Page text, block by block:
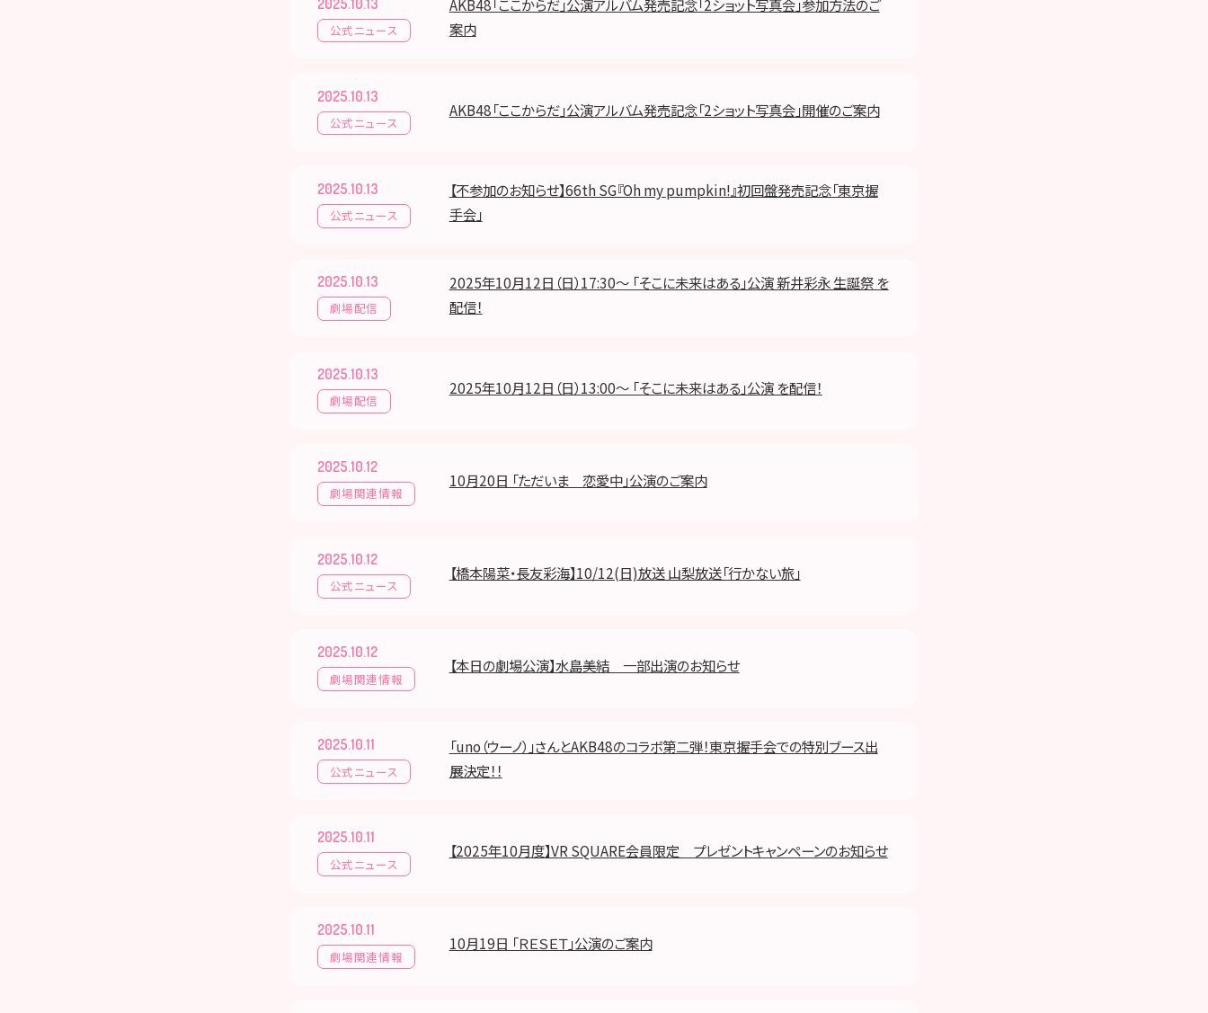
公式ニュース
AKB48「ここからだ」公演アルバム発売記念「2ショット写真会」参加方法のご
案内
2025.10.13
公式ニュース
AKB48「ここからだ」公演アルバム発売記念「2ショット写真会」開催のご案内
2025.10.13
公式ニュース
【不参加のお知らせ】66th SG『Oh my pumpkin!』初回盤発売記念「東京握
手会」
2025.10.13
劇場配信
2025年10月12日（日）17:30～ 「そこに未来はある」公演 新井彩永 生誕祭 を
配信！
2025.10.13
劇場配信
2025年10月12日（日）13:00～ 「そこに未来はある」公演 を配信！
2025.10.12
劇場関連情報
10月20日 「ただいま 恋愛中」公演のご案内
2025.10.12
公式ニュース
【橋本陽菜・長友彩海】10/12(日)放送 山梨放送「行かない旅」
2025.10.12
劇場関連情報
【本日の劇場公演】水島美結 一部出演のお知らせ
2025.10.11
公式ニュース
「uno（ウーノ）」さんとAKB48のコラボ第二弾！東京握手会での特別ブース出
展決定！！
2025.10.11
公式ニュース
【2025年10月度】VR SQUARE会員限定 プレゼントキャンペーンのお知らせ
2025.10.11
劇場関連情報
10月19日 「ＲＥＳＥＴ」公演のご案内